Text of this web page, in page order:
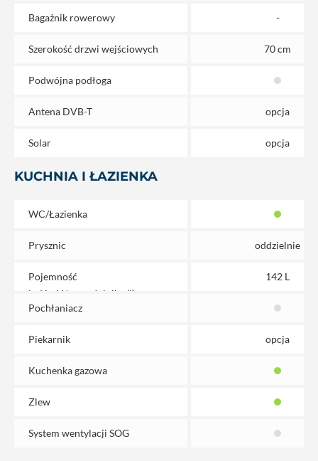
Bagażnik rowerowy
Szerokość drzwi wejściowych
Podwójna podłoga
Antena DVB-T
Solar
KUCHNIA I ŁAZIENKA
WC/Łazienka
Prysznic
Pojemność
lodówki/zamrażalnika (l)
Pochłaniacz
Piekarnik
Kuchenka gazowa
Zlew
System wentylacji SOG
-
70 cm
opcja
opcja
oddzielnie
142 L
opcja